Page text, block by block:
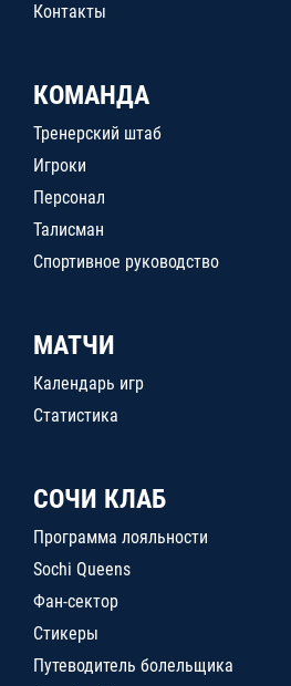
Контакты
КОМАНДА
Тренерский штаб
Игроки
Персонал
Талисман
Спортивное руководство
МАТЧИ
Календарь игр
Статистика
СОЧИ КЛАБ
Программа лояльности
Sochi Queens
Фан-сектор
Стикеры
Путеводитель болельщика